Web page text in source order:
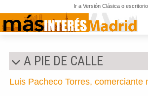
Ir a Versión Clásica o escritorio
A PIE DE CALLE
Luis Pacheco Torres, comerciante